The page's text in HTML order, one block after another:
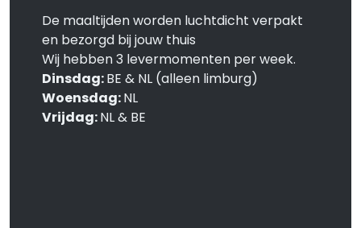
De maaltijden worden luchtdicht verpakt
en bezorgd bij jouw thuis
Wij hebben 3 levermomenten per week.
Dinsdag:BE & NL (alleen limburg)
Woensdag:NL
Vrijdag:NL & BE